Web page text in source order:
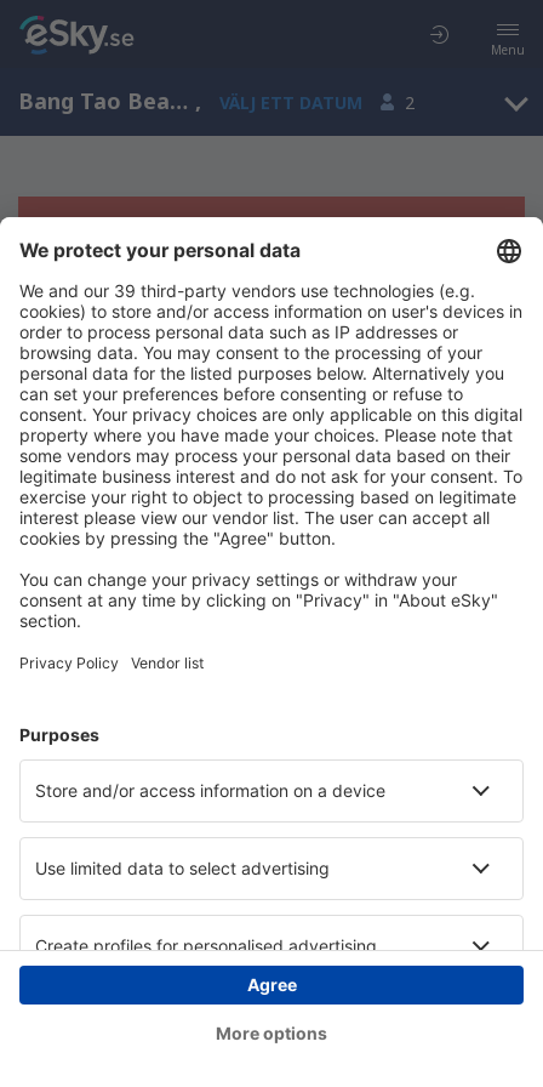
Menu
Bang Tao Beach, Phuket Province, Thailand , VÄLJ ETT DATUM 2
Tyvärr, inga resultat för denna sökning
Försök att söka med andra kriterier
Copyright © eSky.se. Alla rättigheter förbehålls.